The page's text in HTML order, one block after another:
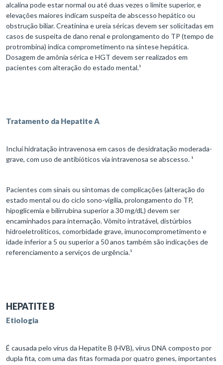
alcalina pode estar normal ou até duas vezes o limite superior, e
elevações maiores indicam suspeita de abscesso hepático ou
obstrução biliar. Creatinina e ureia séricas devem ser solicitadas em
casos de suspeita de dano renal e prolongamento do TP (tempo de
protrombina) indica comprometimento na síntese hepática.
Dosagem de amônia sérica e HGT devem ser realizados em
pacientes com alteração do estado mental.¹
Tratamento da Hepatite A
Inclui hidratação intravenosa em casos de desidratação moderada-
grave, com uso de antibióticos via intravenosa se abscesso. ¹
Pacientes com sinais ou sintomas de complicações (alteração do
estado mental ou do ciclo sono-vigília, prolongamento do TP,
hipoglicemia e bilirrubina superior a 30 mg/dL) devem ser
encaminhados para internação. Vômito intratável, distúrbios
hidroeletrolíticos, comorbidade grave, imunocomprometimento e
idade inferior a 5 ou superior a 50 anos também são indicações de
referenciamento a serviços de urgência.¹
HEPATITE B
Etiologia
É causada pelo vírus da Hepatite B (HVB), vírus DNA composto por
dupla fita, com uma das fitas formada por quatro genes, importantes